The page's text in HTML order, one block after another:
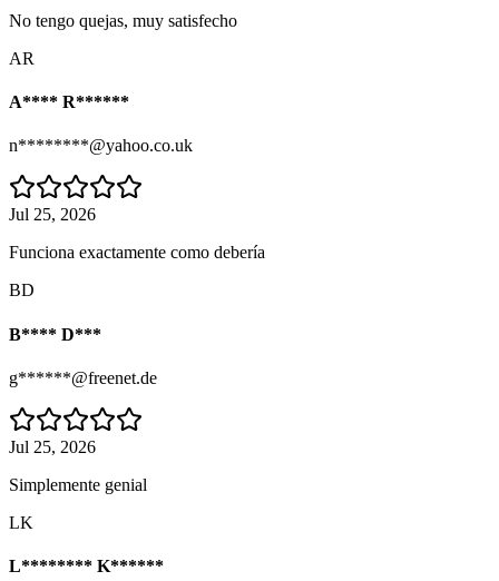
No tengo quejas, muy satisfecho
AR
A**** R******
n********@yahoo.co.uk
Jul 25, 2026
Funciona exactamente como debería
BD
B**** D***
g******@freenet.de
Jul 25, 2026
Simplemente genial
LK
L******** K******